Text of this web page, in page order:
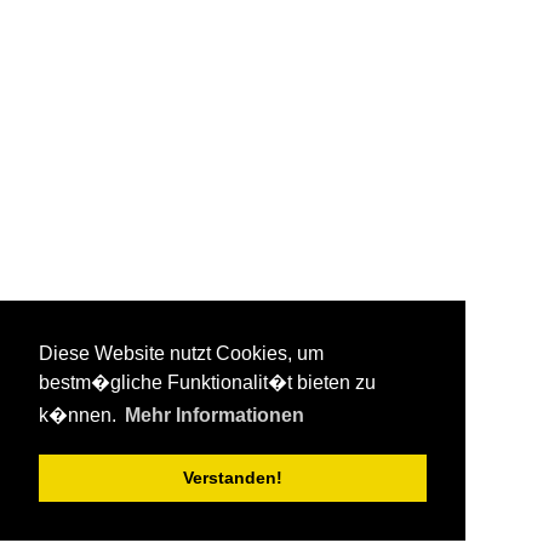
Diese Website nutzt Cookies, um
bestm�gliche Funktionalit�t bieten zu
k�nnen.
Mehr Informationen
Verstanden!